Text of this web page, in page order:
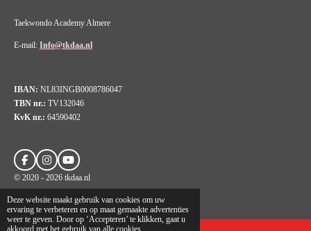
Deze website maakt gebruik van cookies om uw
ervaring te verbeteren en op maat gemaakte advertenties
weer te geven. Door op ‘Accepteren’ te klikken, gaat u
Taekwondo Academy Almere
E-mail: Info@tkdaa.nl
IBAN: NL83INGB0008786047
TBN nr.: TV132046
KvK nr.: 64590402
F
a
c
b
o
o
I
n
s
a
g
r
Y
o
u
u
b
e
© 2020 - 2026 tkdaa.nl